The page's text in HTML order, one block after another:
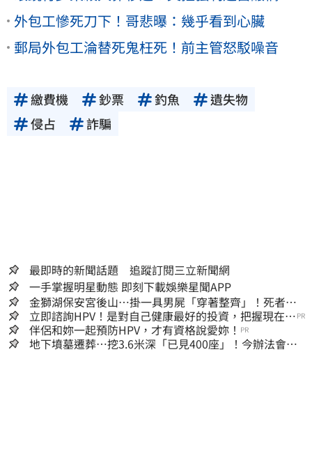
外包工慘死刀下！哥悲曝：幾乎看到心臟
郵局外包工淪替死鬼枉死！前主管怒駁噪音
繳費機 鈔票 釣魚
遺失物
侵占
詐騙
最即時的新聞話題 追蹤訂閱三立新聞網
一手掌握明星動態 即刻下載娛樂星聞APP
金獅湖保安宮後山…掛一具男屍「穿著整齊」！死者身
份曝
立即諮詢HPV！是對自己健康最好的投資，把握現在不
嫌晚！
PR
伴侶和妳一起預防HPV，才有資格說愛妳！ PR
地下墳墓遷葬…挖3.6米深「已見400座」！今辦法會安